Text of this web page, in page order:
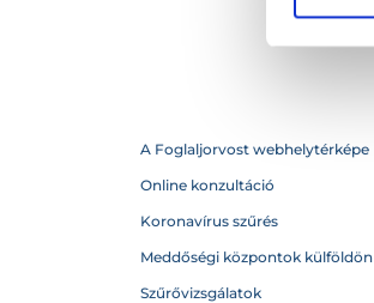
A Foglaljorvost webhelytérképe
Online konzultáció
Koronavírus szűrés
Meddőségi központok külföldön
Szűrővizsgálatok